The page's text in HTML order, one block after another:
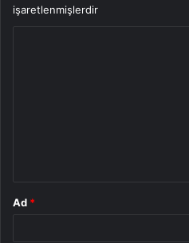
işaretlenmişlerdir
Ad *